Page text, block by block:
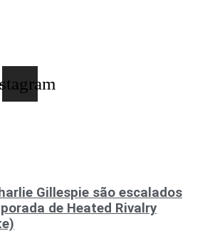
Gillespie são escalados
de Heated Rivalry